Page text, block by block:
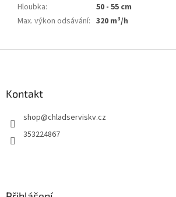
Hloubka:
50 - 55 cm
Max. výkon odsávání: 320 m³/h
Kontakt
shop@chladserviskv.cz
353224867